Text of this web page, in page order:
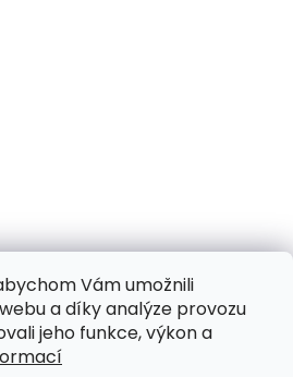
Vám umožnili
a díky analýze provozu
jeho funkce, výkon a